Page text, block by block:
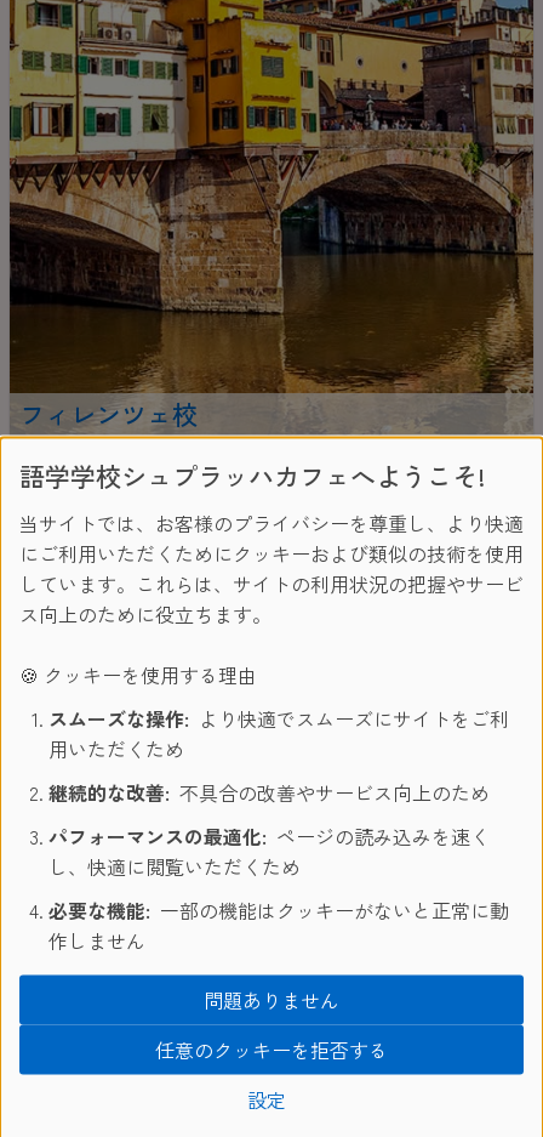
フィレンツェ校
学校情報
イタリアにある私たちの学校は、ある種の感傷的な魅力を持
っていますが、ビジネスの専門家に必要なイタリア語のスキ
提供しています。 6300万人を超えるイタリア語話者と世界
ビジネスにおいてかつてないほど有益です。イタリアは世界
トップ10に入る経済大国経済のひとつであり、今日において
さまざまな産業分野で波を起こしています。エンジニアリン
造分野は、世界の輸入ワインの大部分を占めています。国際
市場でますます重要性が増していることから、イタリア語を
学ぶことは将来の投資となり得ます。あなたのキャリアがど
の専門分野に属していても、新しい機会に触れることに繋が
り、企業にとっては組織の成功の糧となることは明らかで
す。言語を学ぶ理由はたくさんありますが、イタリア語を学
ぶことを選んでみませんか？イタリアでイタリア語を学べ
ば、忘れられない経験となることを約束します。専門的なコ
ミュニケーションなどのビジネスイタリア語を学びながら、
語学学校シュプラッハカフェへようこそ!
当サイトでは、お客様のプライバシーを尊重し、より快適
にご利用いただくためにクッキーおよび類似の技術を使用
しています。これらは、サイトの利用状況の把握やサービ
ス向上のために役立ちます。
🍪 クッキーを使用する理由
スムーズな操作: より快適でスムーズにサイトをご利
用いただくため
継続的な改善: 不具合の改善やサービス向上のため
パフォーマンスの最適化: ページの読み込みを速く
し、快適に閲覧いただくため
必要な機能: 一部の機能はクッキーがないと正常に動
作しません
設定
任意のクッキーを拒否する
問題ありません